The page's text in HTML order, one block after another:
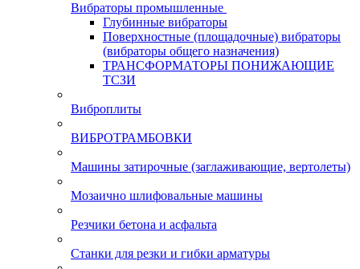
Вибраторы промышленные
Глубинные вибраторы
Поверхностные (площадочные) вибраторы
(вибраторы общего назначения)
ТРАНСФОРМАТОРЫ ПОНИЖАЮЩИЕ
ТСЗИ
Виброплиты
ВИБРОТРАМБОВКИ
Машины затирочные (заглаживающие, вертолеты)
Мозаично шлифовальные машины
Резчики бетона и асфальта
Станки для резки и гибки арматуры